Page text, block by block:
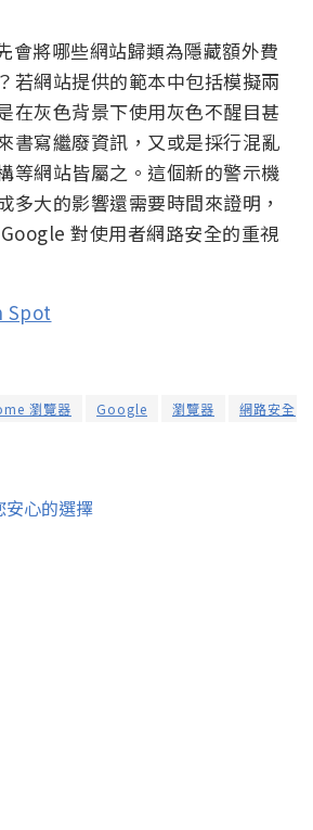
會將哪些網站歸類為隱藏額外費
若網站提供的範本中包括模擬兩
在灰色背景下使用灰色不醒目甚
書寫繼廢資訊，又或是採行混亂
等網站皆屬之。這個新的警示機
多大的影響還需要時間來證明，
對使用者網路安全的重視
Spot
瀏覽器 Google 瀏覽器 網路安全
安心的選擇